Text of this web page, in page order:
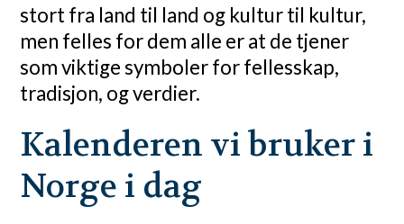
stort fra land til land og kultur til kultur,
men felles for dem alle er at de tjener
som viktige symboler for fellesskap,
tradisjon, og verdier.
Kalenderen vi bruker i
Norge i dag